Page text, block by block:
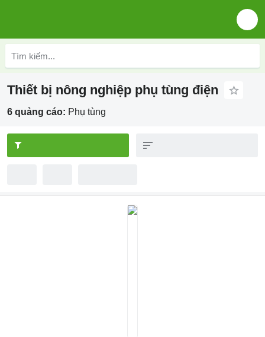
Thiết bị nông nghiệp phụ tùng điện
6 quảng cáo: Phụ tùng